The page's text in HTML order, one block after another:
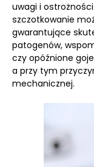
uwagi i
szczotkowanie
gwarantujące
patogenów,
czy opóźnione
a przy tym
mechanicznej.